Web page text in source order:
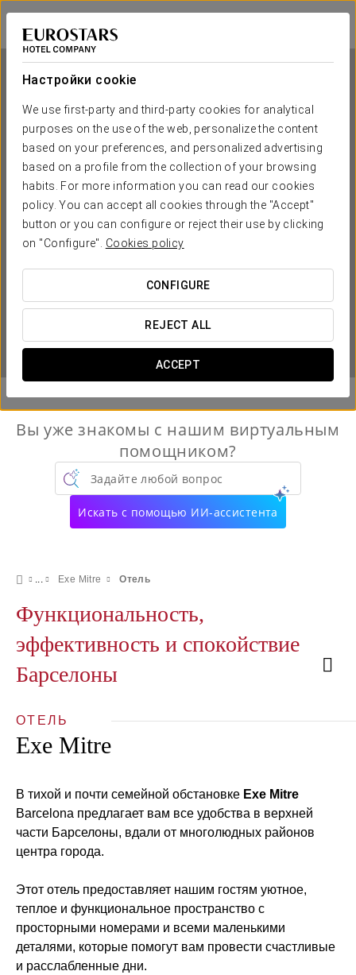
Настройки cookie
We use first-party and third-party cookies for analytical
purposes on the use of the web, personalize the content
based on your preferences, and personalized advertising
based on a profile from the collection of your browsing
habits. For more information you can read our cookies
policy. You can accept all cookies through the "Accept"
button or you can configure or reject their use by clicking
on "Configure". Cookies policy
CONFIGURE
REJECT ALL
ACCEPT
Exe Mitre
БАРСЕЛОНА
Exe Mitre
БАРСЕЛОНА
 
Вы уже знакомы с нашим виртуальным
помощником?
Задайте любой вопрос
Искать с помощью ИИ-ассистента
Exe Mitre Отель
Функциональность,
эффективность и спокойствие
Барселоны
ОТЕЛЬ
Exe Mitre
В тихой и почти семейной обстановке Exe Mitre
Barcelona предлагает вам все удобства в верхней
части Барселоны, вдали от многолюдных районов
центра города.
Этот отель предоставляет нашим гостям уютное,
теплое и функциональное пространство с
просторными номерами и всеми маленькими
деталями, которые помогут вам провести счастливые
и расслабленные дни.